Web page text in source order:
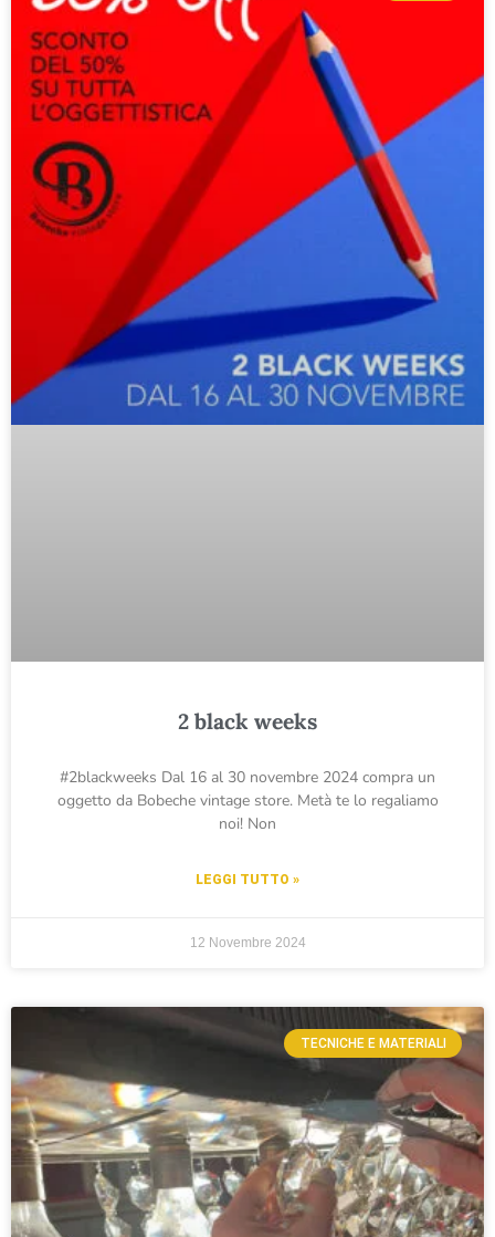
2 black weeks
#2blackweeks Dal 16 al 30 novembre 2024 compra un
oggetto da Bobeche vintage store. Metà te lo regaliamo
noi! Non
LEGGI TUTTO »
12 Novembre 2024
TECNICHE E MATERIALI